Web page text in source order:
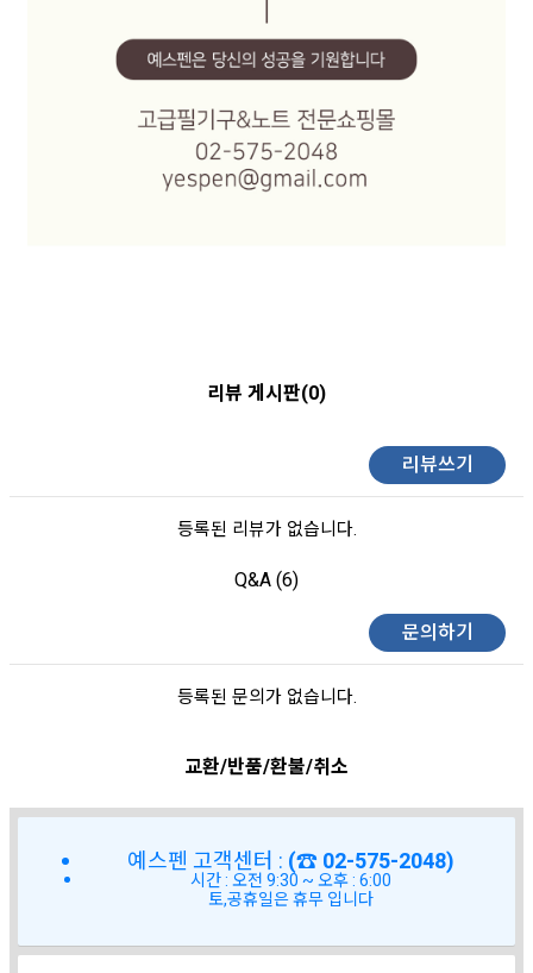
리뷰 게시판(0)
리뷰쓰기
등록된 리뷰가 없습니다.
Q&A (6)
문의하기
등록된 문의가 없습니다.
교환/반품/환불/취소
예스펜 고객센터 : (☎ 02-575-2048)
시간 : 오전 9:30 ~ 오후 : 6:00
토,공휴일은 휴무 입니다